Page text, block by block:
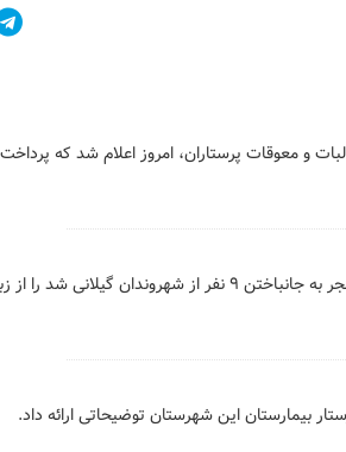
و معوقات پرستاران، امروز اعلام شد که
رشت- جزئیات واقعه تلخ آتش سوزی بیمارستان قائم رشت که منجر به جانباختن ۹ نفر از شهروندان گیلانی شد
بیمارستان این شهرستان توضیحاتی ارائه داد.